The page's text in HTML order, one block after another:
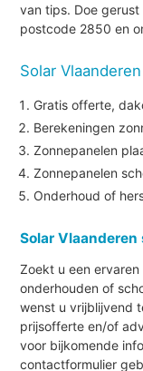
van tips. Doe
postcode 2850 en
Solar
Gratis offerte,
Berekeningen
Zonnepanelen
Zonnepanelen
Onderhoud of
Solar
Zoekt u een
onderhouden of
wenst u vrijblijvend
prijsofferte en/of
voor bijkomende
contactformulier